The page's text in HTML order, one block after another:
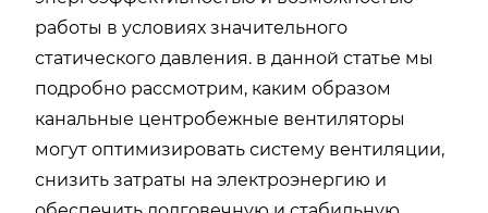
работы в условиях значительного
статического давления. в данной статье мы
подробно рассмотрим, каким образом
канальные центробежные вентиляторы
могут оптимизировать систему вентиляции,
снизить затраты на электроэнергию и